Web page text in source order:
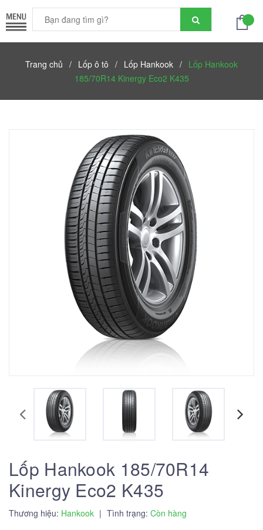
Trang chủ / Lốp ô tô / Lốp Hankook / Lốp Hankook
185/70R14 Kinergy Eco2 K435
Lốp Hankook 185/70R14
Kinergy Eco2 K435
Thương hiệu: Hankook | Tình trạng: Còn hàng